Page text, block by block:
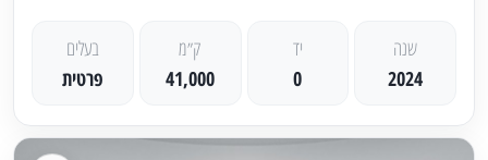
שנה
2024
יד
0
ק״מ
41,000
בעלים
פרטית